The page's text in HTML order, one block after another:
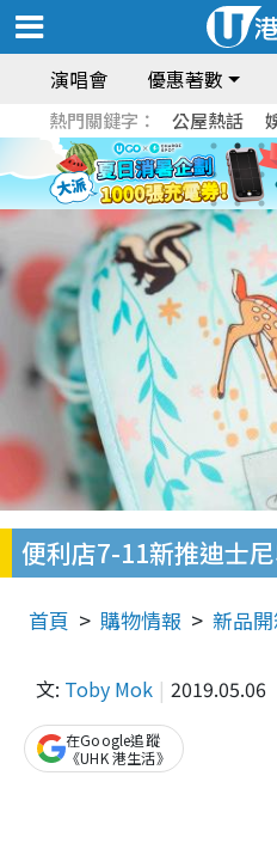
演唱會 優惠著數
熱門關鍵字： 公屋熱話
便利店7-11新推迪士
首頁 購物情報 新品
文: Toby Mok 2019.05.06
在Google追蹤
《UHK 港生活》